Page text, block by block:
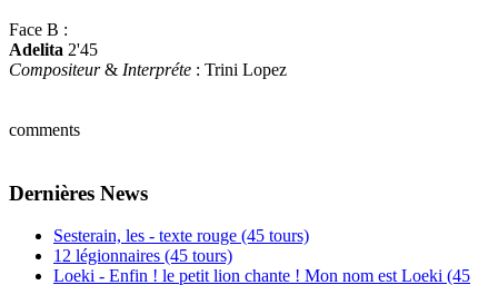
Face B :
Adelita 2'45
Compositeur& Interpréte : Trini Lopez
comments
Dernières News
Sesterain, les - texte rouge (45 tours)
12 légionnaires (45 tours)
Loeki - Enfin ! le petit lion chante ! Mon nom est Loeki (45